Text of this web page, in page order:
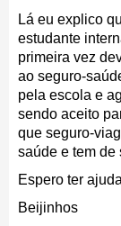
Lá eu explico
estudante
primeira vez
ao seguro-
pela escola e
sendo aceito
que seguro-
saúde e tem de
Espero ter
Beijinhos